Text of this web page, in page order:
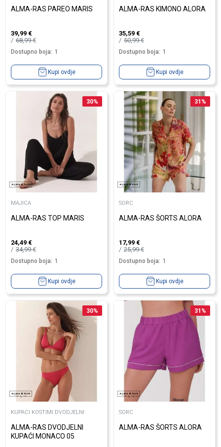
ALMA-RAS PAREO MARIS
39,99 €
68,99€
Dostupno boja: 1
Kupi ovdje
ALMA-RAS KIMONO ALORA
35,59 €
50,99€
Dostupno boja: 1
Kupi ovdje
30%
MAJICA
ALMA-RAS TOP MARIS
24,49 €
34,99€
Dostupno boja: 1
Kupi ovdje
31 %
SORC
ALMA-RAS ŠORTS ALORA
17,99 €
25,99€
Dostupno boja: 1
Kupi ovdje
30%
KUPACI KOSTIMI DVODJELNI
ALMA-RAS DVODJELNI
KUPAĆI MONACO 05
31 %
SORC
ALMA-RAS ŠORTS ALORA